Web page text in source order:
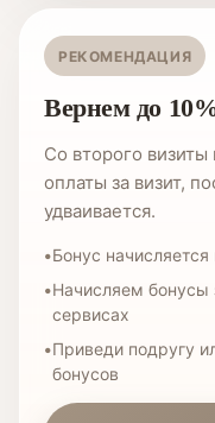
РЕКОМЕНДАЦИЯ
Вернем до
Со второго
оплаты за визит,
удваивается.
Бонус начисляется
Начисляем бонусы
сервисах
Приведи подругу
бонусов